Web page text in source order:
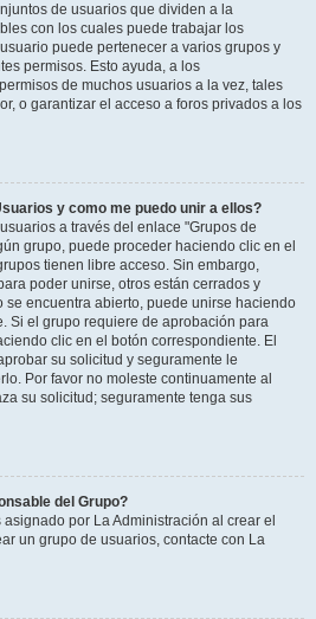
de usuarios que dividen a la
con los cuales puede trabajar los
puede pertenecer a varios grupos y
permisos. Esto ayuda, a los
de muchos usuarios a la vez, tales
o garantizar el acceso a foros privados a los
y como me puedo unir a ellos?
a través del enlace "Grupos de
grupo, puede proceder haciendo clic en el
tienen libre acceso. Sin embargo,
poder unirse, otros están cerrados y
se encuentra abierto, puede unirse haciendo
Si el grupo requiere de aprobación para
clic en el botón correspondiente. El
su solicitud y seguramente le
Por favor no moleste continuamente al
su solicitud; seguramente tenga sus
del Grupo?
por La Administración al crear el
un grupo de usuarios, contacte con La